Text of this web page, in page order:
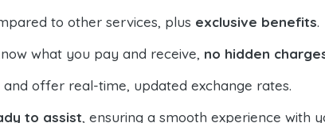
to other services, plus exclusive benefits.
what you pay and receive, no hidden
and offer real-time, updated exchange rates.
to assist, ensuring a smooth experience with